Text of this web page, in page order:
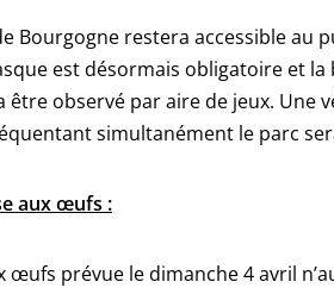
Bourgogne restera accessible au
est désormais obligatoire et
être observé par aire de jeux.
simultanément le parc
aux œufs :
œufs prévue le dimanche 4 avril